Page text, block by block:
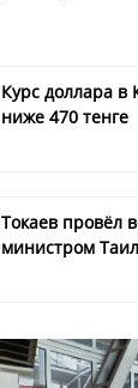
Курс доллара в
ниже 470 тенге
Токаев провёл
министром